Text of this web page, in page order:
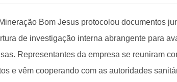
Bom Jesus protocolou documentos
de investigação interna abrangente para
Representantes da empresa se reuniram
e vêm cooperando com as autoridades